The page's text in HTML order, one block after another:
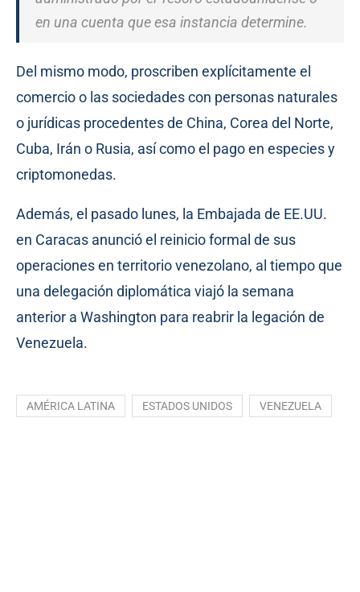
en una cuenta que esa instancia determine.
Del mismo modo, proscriben explícitamente el
comercio o las sociedades con personas naturales
o jurídicas procedentes de China, Corea del Norte,
Cuba, Irán o Rusia, así como el pago en especies y
criptomonedas.
Además, el pasado lunes, la Embajada de EE.UU.
en Caracas anunció el reinicio formal de sus
operaciones en territorio venezolano, al tiempo que
una delegación diplomática viajó la semana
anterior a Washington para reabrir la legación de
Venezuela.
AMÉRICA LATINA ESTADOS UNIDOS VENEZUELA